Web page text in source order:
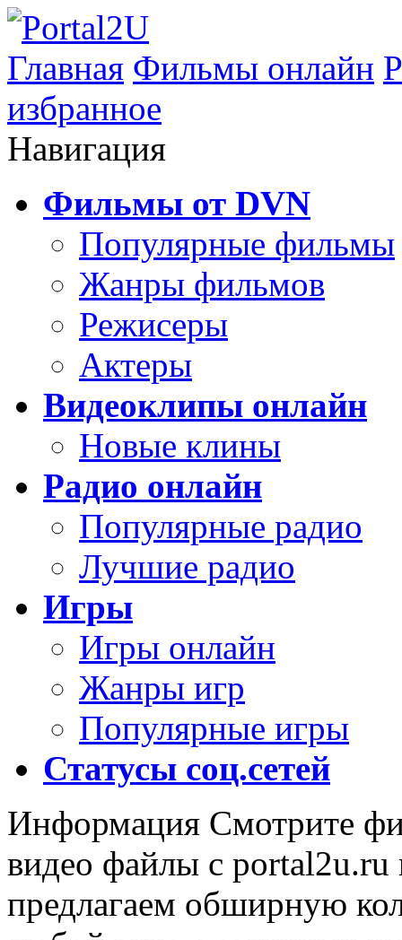
Главная Фильмы онлайн
избранное
Навигация
Фильмы от DVN
Популярные фильмы
Жанры фильмов
Режисеры
Актеры
Видеоклипы онлайн
Новые клины
Радио онлайн
Популярные радио
Лучшие радио
Игры
Игры онлайн
Жанры игр
Популярные игры
Статусы соц.сетей
Информация Смотрите
видео файлы с
предлагаем обширную